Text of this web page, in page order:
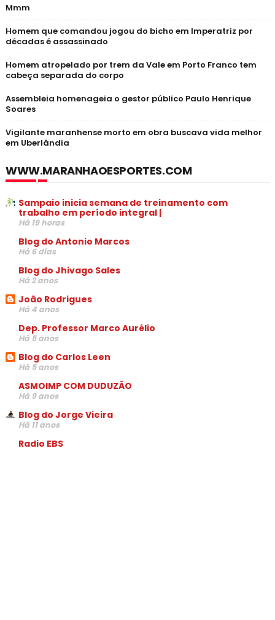
Mmm
Homem que comandou jogou do bicho em Imperatriz por
décadas é assassinado
Homem atropelado por trem da Vale em Porto Franco tem
cabeça separada do corpo
Assembleia homenageia o gestor público Paulo Henrique
Soares
Vigilante maranhense morto em obra buscava vida melhor
em Uberlândia
WWW.MARANHAOESPORTES.COM
Sampaio inicia semana de treinamento com
trabalho em período integral |
Há 19 horas
Blog do Antonio Marcos
Há 6 dias
Blog do Jhivago Sales
Há 2 anos
João Rodrigues
Há 4 anos
Dep. Professor Marco Aurélio
Há 5 anos
Blog do Carlos Leen
Há 5 anos
ASMOIMP COM DUDUZÃO
Há 9 anos
Blog do Jorge Vieira
Há 11 anos
Radio EBS